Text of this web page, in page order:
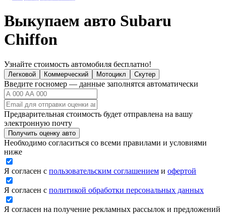
Выкупаем авто Subaru
Chiffon
Узнайте стоимость автомобиля бесплатно!
Легковой Коммерческий Мотоцикл Скутер
Введите госномер — данные заполнятся автоматически
Предварительная стоимость будет отправлена на вашу
электронную почту
Получить оценку авто
Необходимо согласиться со всеми правилами и условиями
ниже
Я согласен с пользовательским соглашением и офертой
Я согласен с политикой обработки персональных данных
Я согласен на получение рекламных рассылок и предложений